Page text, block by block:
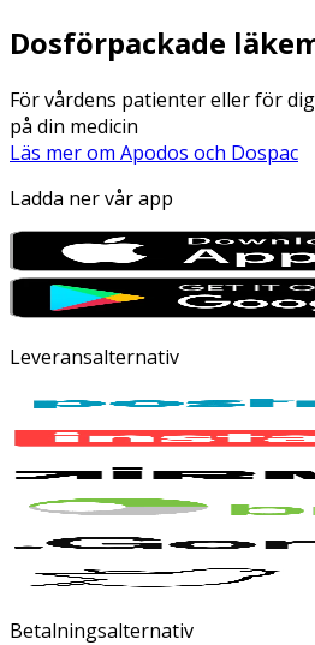
Dosförpackade
För vårdens patienter eller för
på din medicin
Läs mer om Apodos och Dospac
Ladda ner vår app
Leveransalternativ
Betalningsalternativ